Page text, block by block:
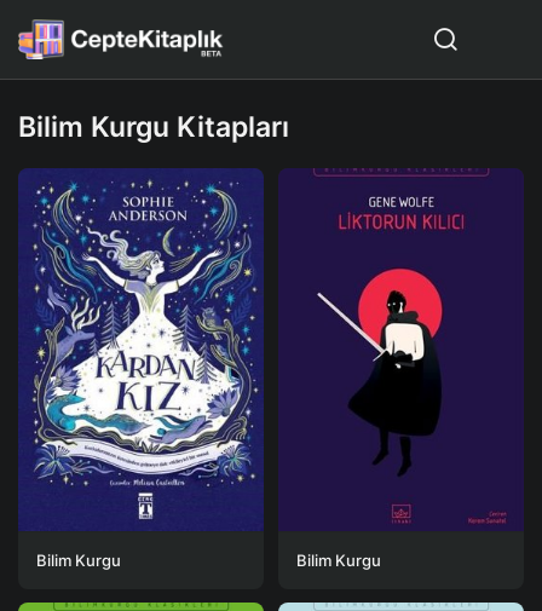
Bilim Kurgu Kitapları
Bilim Kurgu Bilim Kurgu